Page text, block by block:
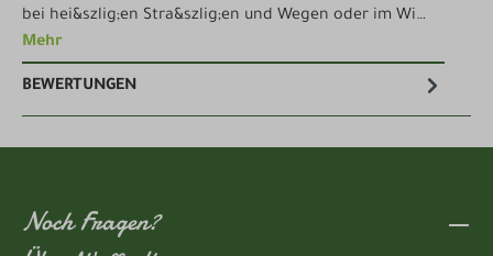
bei hei&szlig;en Stra&szlig;en und Wegen oder im Wi…
Mehr
BEWERTUNGEN
Noch Fragen?